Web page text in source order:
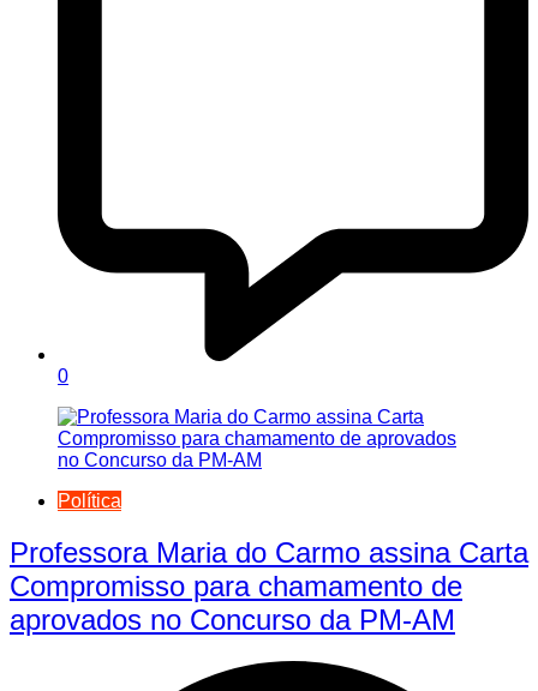
0
Política
Professora Maria do Carmo assina Carta
Compromisso para chamamento de
aprovados no Concurso da PM-AM